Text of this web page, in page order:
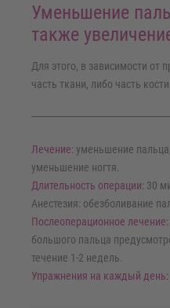
Уменьшение
также
Для этого, в зависимости от
часть ткани, либо часть кости.
Лечение:уменьшение
уменьшение ногтя.
Длительность операции: 30
Анестезия: обезболивание
Послеоперационное лечение:
большого пальца
течение 1-2 недель.
Упражнения на каждый день: